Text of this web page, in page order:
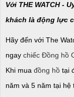
Với THE WATCH -
khách là động lực
Hãy đến với The
ngay chiếc Đồng hồ
Khi mua đồng hồ tại
năm và 5 năm tại hệ